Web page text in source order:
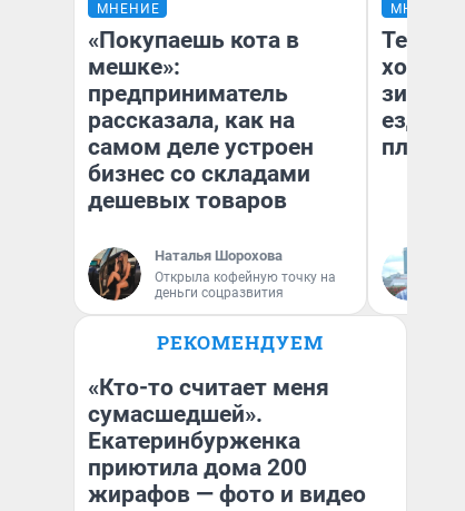
МНЕНИЕ
«Покупаешь кота в
мешке»:
предприниматель
рассказала, как на
самом деле устроен
бизнес со складами
дешевых товаров
Наталья Шорохова
Открыла кофейную точку на
деньги соцразвития
МНЕНИЕ
Тепло
зимой.
ездит
плюсы
РЕКОМЕНДУЕМ
«Кто-то считает меня
сумасшедшей».
Екатеринбурженка
приютила дома 200
жирафов — фото и видео